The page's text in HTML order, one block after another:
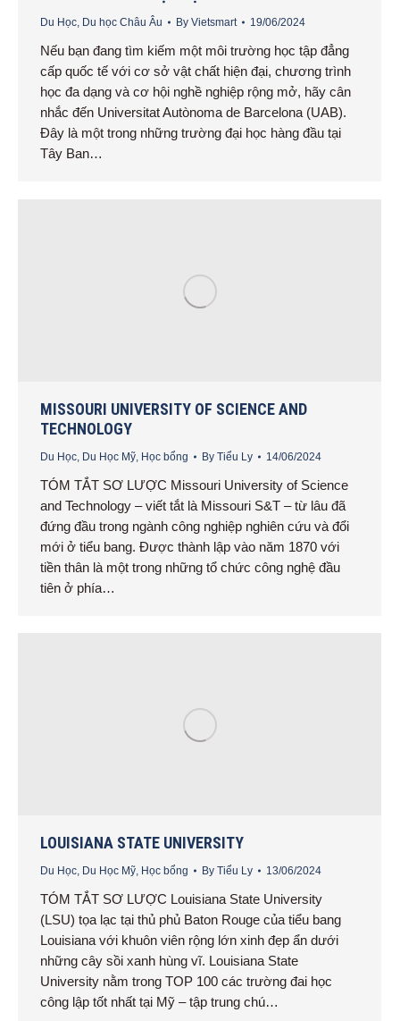
Du Học, Du học Châu Âu By Vietsmart 19/06/2024
Nếu bạn đang tìm kiếm một môi trường học tập đẳng
cấp quốc tế với cơ sở vật chất hiện đại, chương trình
học đa dạng và cơ hội nghề nghiệp rộng mở, hãy cân
nhắc đến Universitat Autònoma de Barcelona (UAB).
Đây là một trong những trường đại học hàng đầu tại
Tây Ban…
MISSOURI UNIVERSITY OF SCIENCE AND
TECHNOLOGY
Du Học Du Học Mỹ Học bổng By Tiểu Ly 14/06/2024
TÓM TẮT SƠ LƯỢC Missouri University of Science
and Technology – viết tắt là Missouri S&T – từ lâu đã
đứng đầu trong ngành công nghiệp nghiên cứu và đổi
mới ở tiểu bang. Được thành lập vào năm 1870 với
tiền thân là một trong những tổ chức công nghệ đầu
tiên ở phía…
LOUISIANA STATE UNIVERSITY
Du Học Du Học Mỹ Học bổng By Tiểu Ly 13/06/2024
TÓM TẮT SƠ LƯỢC Louisiana State University
(LSU) tọa lạc tại thủ phủ Baton Rouge của tiểu bang
Louisiana với khuôn viên rộng lớn xinh đẹp ẩn dưới
những cây sồi xanh hùng vĩ. Louisiana State
University nằm trong TOP 100 các trường đai học
công lập tốt nhất tại Mỹ – tập trung chú…